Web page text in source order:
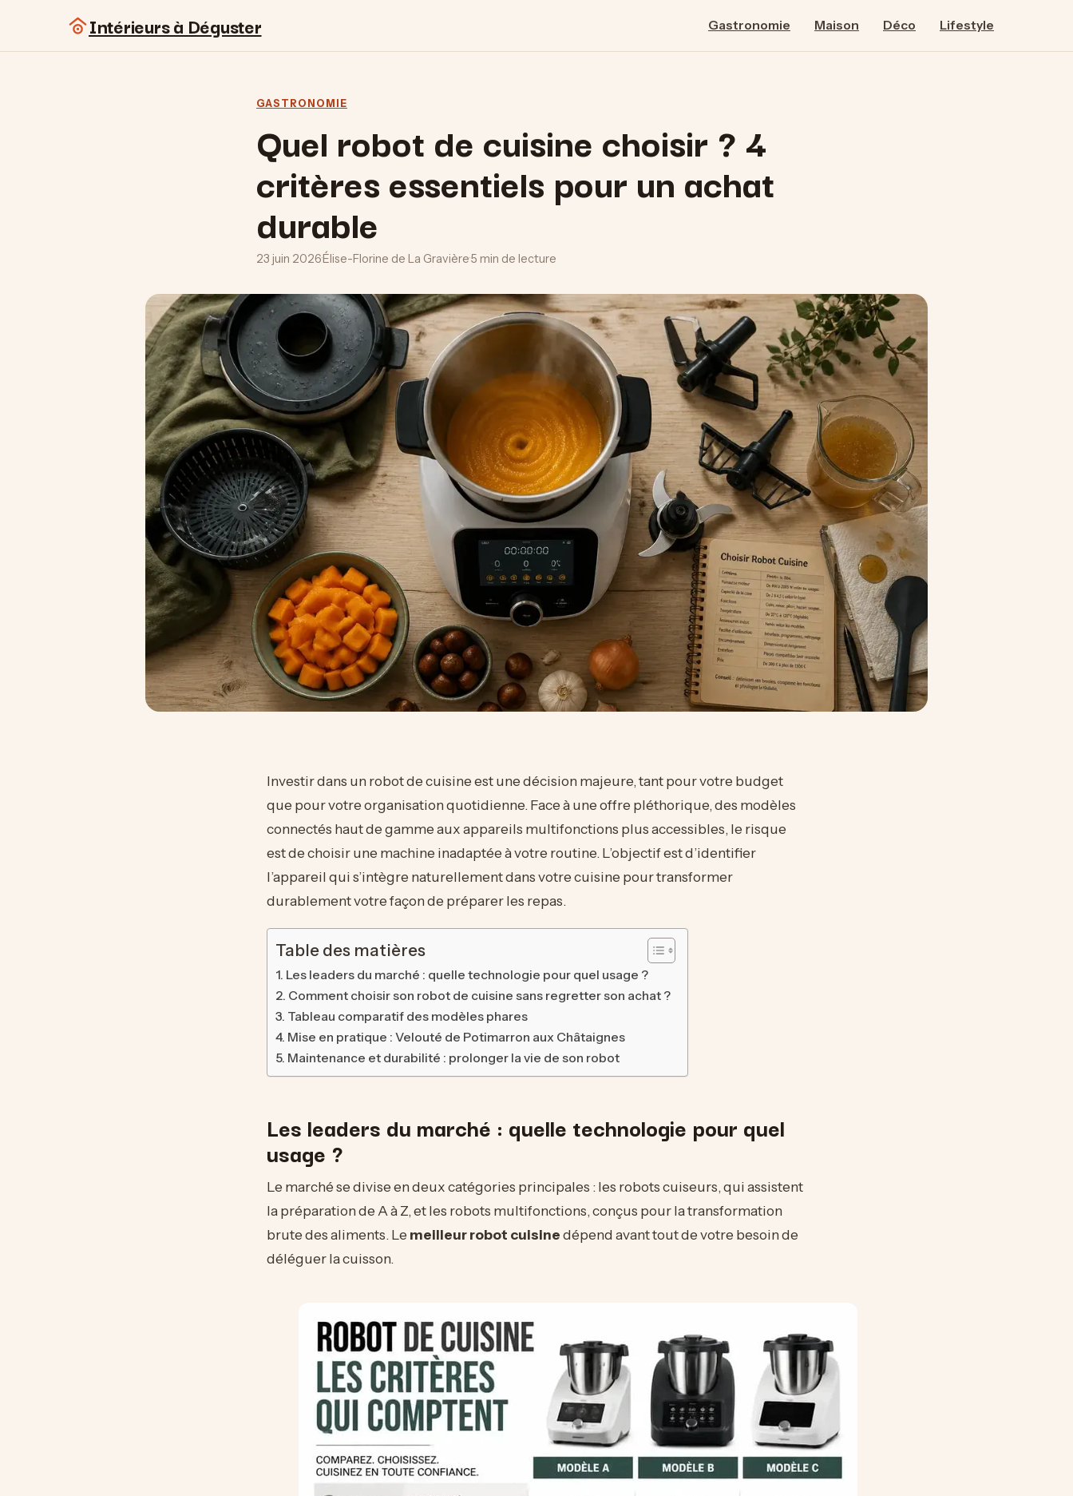
Intérieurs à Déguster Gastronomie Maison Déco Lifestyle
GASTRONOMIE
Quel robot de cuisine choisir ? 4
critères essentiels pour un achat
durable
23 juin 2026·Élise-Florine de La Gravière·5 min de lecture
Investir dans un robot de cuisine est une décision majeure, tant pour votre budget
que pour votre organisation quotidienne. Face à une offre pléthorique, des modèles
connectés haut de gamme aux appareils multifonctions plus accessibles, le risque
est de choisir une machine inadaptée à votre routine. L’objectif est d’identifier
l’appareil qui s’intègre naturellement dans votre cuisine pour transformer
durablement votre façon de préparer les repas.
Table des matières
Les leaders du marché : quelle technologie pour quel usage ?
Comment choisir son robot de cuisine sans regretter son achat ?
Tableau comparatif des modèles phares
Mise en pratique : Velouté de Potimarron aux Châtaignes
Maintenance et durabilité : prolonger la vie de son robot
Les leaders du marché : quelle technologie pour quel
usage ?
Le marché se divise en deux catégories principales : les robots cuiseurs, qui assistent
la préparation de A à Z, et les robots multifonctions, conçus pour la transformation
brute des aliments. Le meilleur robot cuisinedépend avant tout de votre besoin de
déléguer la cuisson.